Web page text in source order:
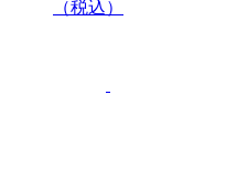
（税込）